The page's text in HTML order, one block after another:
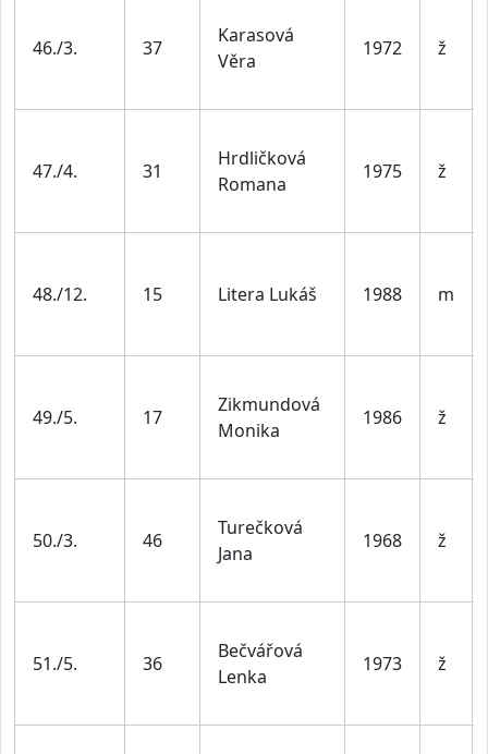
46./3. 37
Karasová
Věra
1972 ž
47./4. 31
Hrdličková
Romana
1975 ž
48./12. 15 Litera Lukáš 1988 m
49./5. 17
Zikmundová
Monika
1986 ž
50./3. 46
Turečková
Jana
1968 ž
51./5. 36
Bečvářová
Lenka
1973 ž